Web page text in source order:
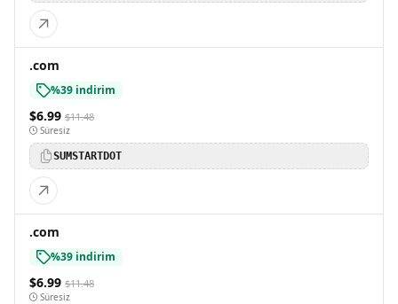
.com
%39 indirim
$6.99 $11.48
Süresiz
SUMSTARTDOT
.com
%39 indirim
$6.99 $11.48
Süresiz